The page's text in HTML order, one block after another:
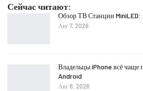
Сейчас читают:
Обзор ТВ Станции MiniLED:
Авг 7, 2026
Владельцы iPhone всё чаще
Android
Авг 6, 2026